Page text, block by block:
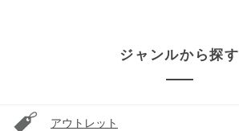
ジャンルから探す
アウトレット